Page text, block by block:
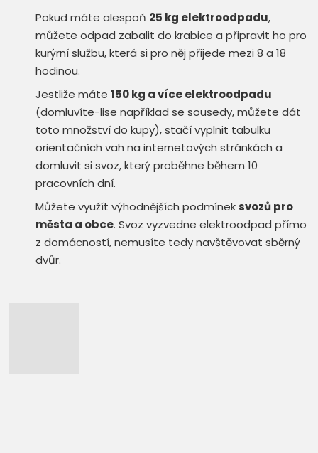
Pokud máte alespoň 25 kg elektroodpadu,
můžete odpad zabalit do krabice a připravit ho pro
kurýrní službu, která si pro něj přijede mezi 8 a 18
hodinou.
Jestliže máte 150 kg a více elektroodpadu
(domluvíte-lise například se sousedy, můžete dát
toto množství do kupy), stačí vyplnit tabulku
orientačních vah na internetových stránkách a
domluvit si svoz, který proběhne během 10
pracovních dní.
Můžete využít výhodnějších podmínek svozů pro
města a obce. Svoz vyzvedne elektroodpad přímo
z domácností, nemusíte tedy navštěvovat sběrný
dvůr.